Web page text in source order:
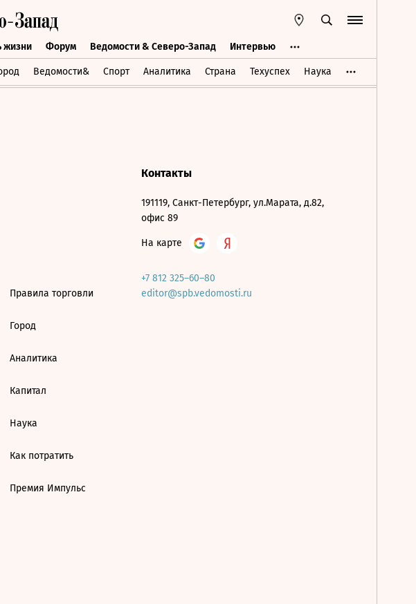
жизни Форум Ведомости & Северо-Запад Интервью
Ведомости& Спорт Аналитика Страна Техуспех Наука
жизни Форум Ведомости & Северо-Запад Интервью
Правила торговли
Город
Аналитика
Капитал
Наука
Как потратить
Премия Импульс
Контакты
191119, Санкт-Петербург, ул.Марата, д.82,
офис 89
На карте
+7 812 325–60–80
editor@spb.vedomosti.ru